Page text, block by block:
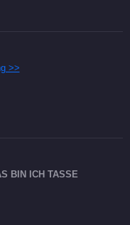
>>
BIN ICH TASSE